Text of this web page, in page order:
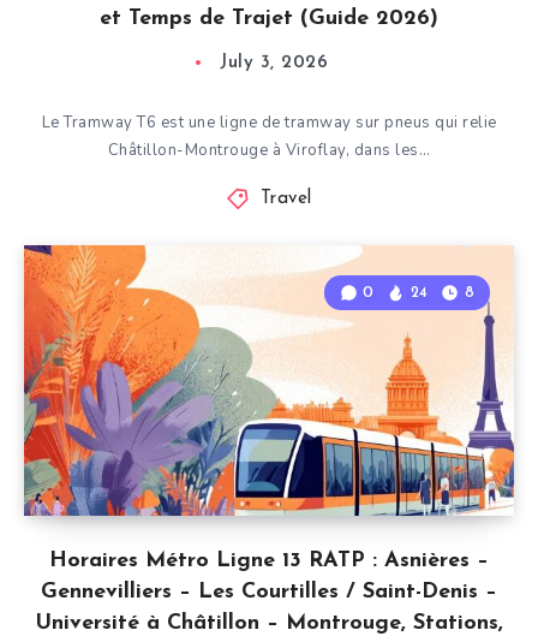
et Temps de Trajet (Guide 2026)
July 3, 2026
Le Tramway T6 est une ligne de tramway sur pneus qui relie
Châtillon-Montrouge à Viroflay, dans les…
Travel
Horaires Métro Ligne 13 RATP : Asnières –
Gennevilliers – Les Courtilles / Saint-Denis –
Université à Châtillon – Montrouge, Stations,
0 24 8